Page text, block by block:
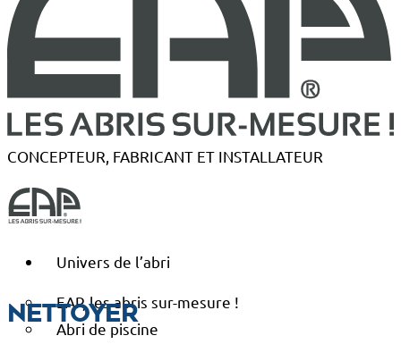
CONCEPTEUR, FABRICANT ET INSTALLATEUR
Univers de l’abri
EAP, les abris sur-mesure !
Abri de piscine
Nettoyer